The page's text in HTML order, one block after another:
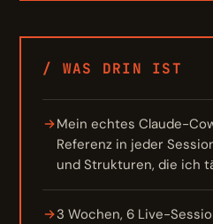
/ WAS DRIN IST
Mein echtes Claude-
Referenz in jeder
und Strukturen, die ich
3 Wochen, 6 Live-